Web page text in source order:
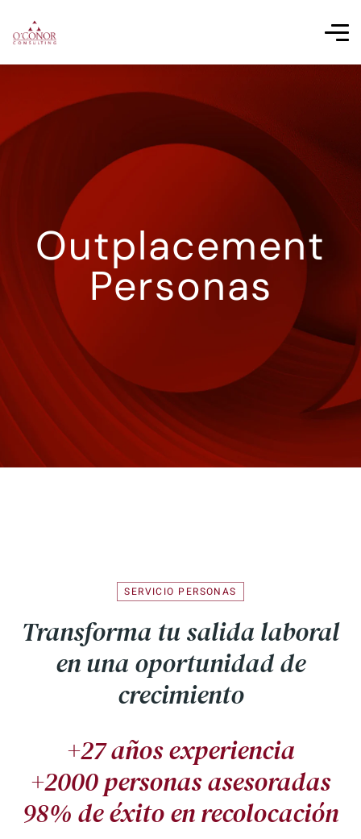
Outplacement
Personas
SERVICIO PERSONAS
Transforma tu salida laboral
en una oportunidad de
crecimiento
+27 años experiencia
+2000 personas asesoradas
98% de éxito en recolocación